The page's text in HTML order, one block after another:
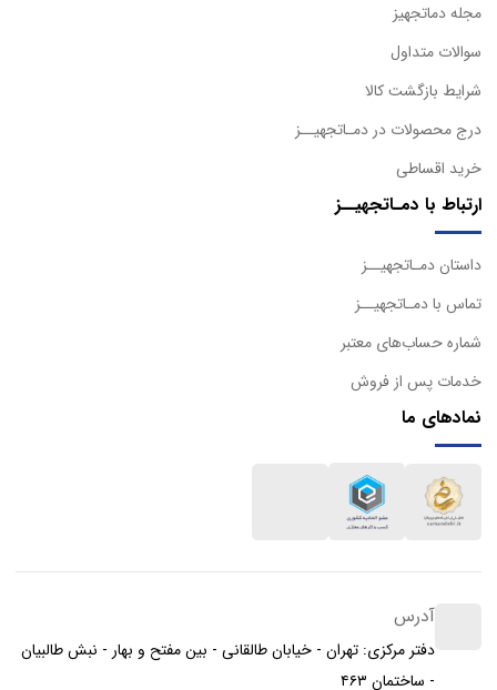
مجله دماتجهیز
سوالات متداول
شرایط بازگشت کالا
درج محصولات در دمـاتجهیــز
خرید اقساطی
ارتباط با دمـاتجهیــز
داستان دمـاتجهیــز
تماس با دمـاتجهیــز
شماره حساب‌های معتبر
خدمات پس از فروش
نمادهای ما
آدرس
دفتر مرکزی: تهران - خیابان طالقانی - بین مفتح و بهار - نبش طالبیان
- ساختمان ۴۶۳